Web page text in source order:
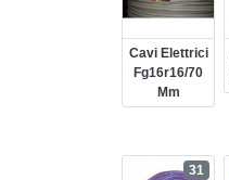
Cavi Elettrici
Fg16r16/70
Mm
31